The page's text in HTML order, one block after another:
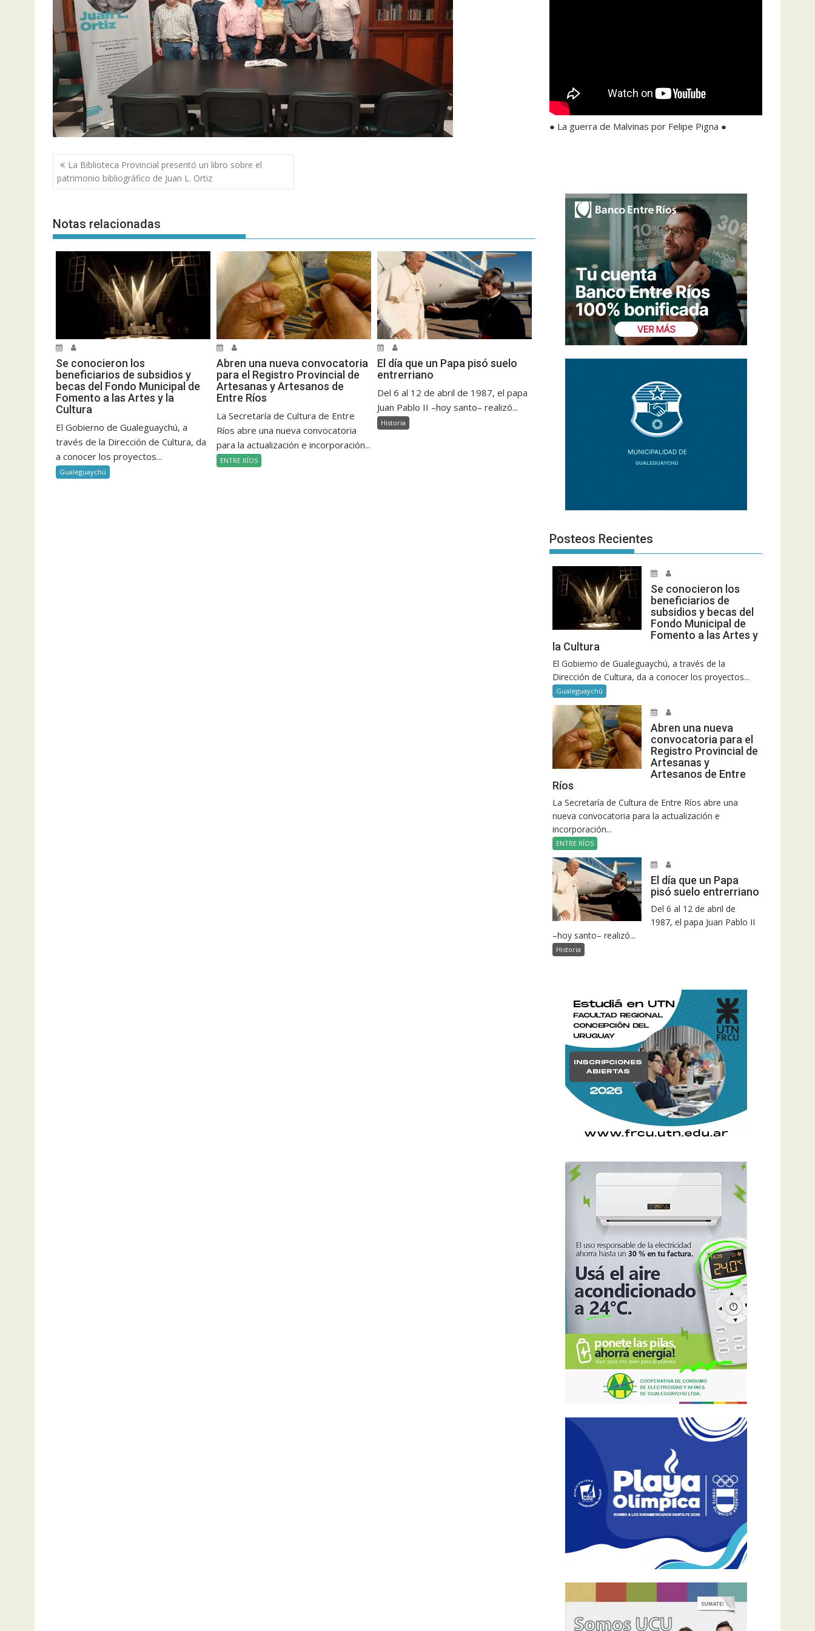
Navegación
de
entradas
La Biblioteca Provincial presentó un libro sobre el
patrimonio bibliográfico de Juan L. Ortiz
Notas relacionadas
Se conocieron los
beneficiarios de subsidios y
becas del Fondo Municipal de
Fomento a las Artes y la
Cultura
El Gobierno de Gualeguaychú, a
través de la Dirección de Cultura, da
a conocer los proyectos...
Gualeguaychú
Abren una nueva convocatoria
para el Registro Provincial de
Artesanas y Artesanos de
Entre Ríos
La Secretaría de Cultura de Entre
Ríos abre una nueva convocatoria
para la actualización e incorporación...
ENTRE RÍOS
El día que un Papa pisó suelo
entrerriano
Del 6 al 12 de abril de 1987, el papa
Juan Pablo II –hoy santo– realizó...
Historia
● La guerra de Malvinas por Felipe Pigna ●
Posteos Recientes
Se conocieron los
beneficiarios de
subsidios y becas del
Fondo Municipal de
Fomento a las Artes y
la Cultura
El Gobierno de Gualeguaychú, a través de la
Dirección de Cultura, da a conocer los proyectos...
Gualeguaychú
Abren una nueva
convocatoria para el
Registro Provincial de
Artesanas y
Artesanos de Entre
Ríos
La Secretaría de Cultura de Entre Ríos abre una
nueva convocatoria para la actualización e
incorporación...
ENTRE RÍOS
El día que un Papa
pisó suelo entrerriano
Del 6 al 12 de abril de
1987, el papa Juan Pablo II
–hoy santo– realizó...
Historia